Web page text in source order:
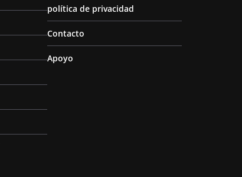
política de privacidad
Contacto
Apoyo